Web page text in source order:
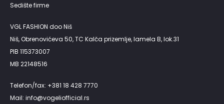
Sedište firme
VGL FASHION doo Niš
Niš, Obrenovićeva 50, TC Kalča prizemlje, lamela B, lok.31
PIB 115373007
MB 22148516
Telefon/fax: +381 18 428 7770
Mail: info@vogeliofficial.rs